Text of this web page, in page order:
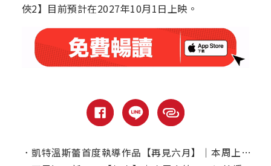
俠2】目前預計在2027年10月1日上映。
． 凱特溫斯蕾首度執導作品【再見六月】｜本周上線、電視首播推薦